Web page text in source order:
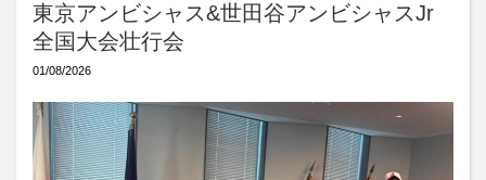
東京アンビシャス&世田谷アンビシャスJr
全国大会壮行会
01/08/2026